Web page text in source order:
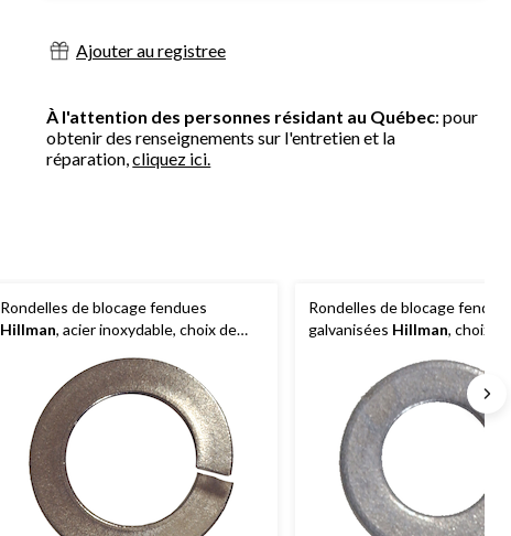
Ajouter au registree
À l'attention des personnes résidant au Québec: pour
obtenir des renseignements sur l'entretien et la
réparation,cliquez ici.
Rondelles de blocage fendues
Hillman, acier inoxydable, choix de
Rondelles de blocage
galvanisées Hillman, choix